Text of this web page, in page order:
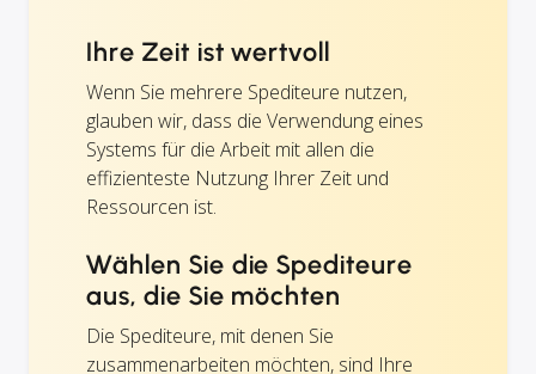
Ihre Zeit ist wertvoll
Wenn Sie mehrere Spediteure nutzen,
glauben wir, dass die Verwendung eines
Systems für die Arbeit mit allen die
effizienteste Nutzung Ihrer Zeit und
Ressourcen ist.
Wählen Sie die Spediteure
aus, die Sie möchten
Die Spediteure, mit denen Sie
zusammenarbeiten möchten, sind Ihre